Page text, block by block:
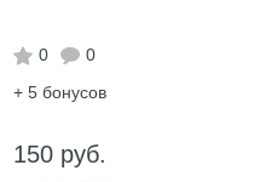
0
0
+ 5 бонусов
150 руб.